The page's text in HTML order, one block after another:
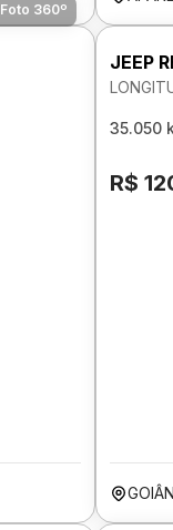
Foto 360º
JEEP
35.050
R$